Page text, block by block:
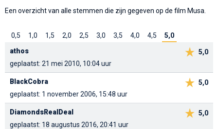
Een overzicht van alle stemmen die zijn gegeven op de film Musa.
0,5 1,0 1,5 2,0 2,5 3,0 3,5 4,0 4,5 5,0
5,0
athos
geplaatst: 21 mei 2010, 10:04 uur
5,0
BlackCobra
geplaatst: 1 november 2006, 15:48 uur
5,0
DiamondsRealDeal
geplaatst: 18 augustus 2016, 20:41 uur